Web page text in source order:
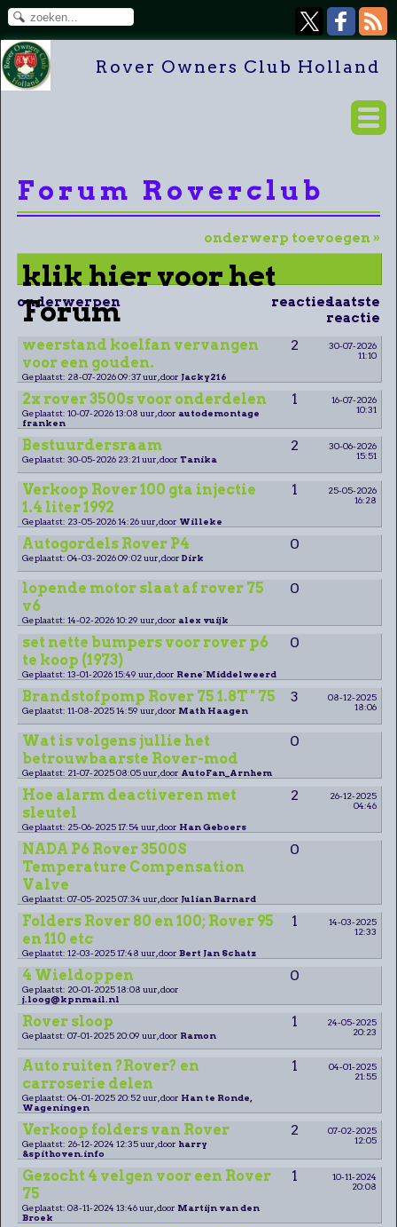
Rover Owners Club Holland
Forum Roverclub
onderwerp toevoegen »
klik hier voor het
Forum
onderwerpen reactieslaatste
reactie
weerstand koelfan vervangen
voor een gouden.
2
30-07-2026
11:10
Geplaatst: 28-07-2026 09:37 uur, door Jacky216
2x rover 3500s voor onderdelen 1
16-07-2026
10:31
Geplaatst: 10-07-2026 13:08 uur, door autodemontage
franken
Bestuurdersraam 2
30-06-2026
15:51
Geplaatst: 30-05-2026 23:21 uur, door Tanika
Verkoop Rover 100 gta injectie
1.4 liter 1992
1
25-05-2026
16:28
Geplaatst: 23-05-2026 14:26 uur, door Willeke
Autogordels Rover P4 0
Geplaatst: 04-03-2026 09:02 uur, door Dirk
lopende motor slaat af rover 75
v6
0
Geplaatst: 14-02-2026 10:29 uur, door alex vuijk
set nette bumpers voor rover p6
te koop (1973)
0
Geplaatst: 13-01-2026 15:49 uur, door Rene´Middelweerd
Brandstofpomp Rover 75 1.8T " 75 3
08-12-2025
18:06
Geplaatst: 11-08-2025 14:59 uur, door Math Haagen
Wat is volgens jullie het
betrouwbaarste Rover-mod
0
Geplaatst: 21-07-2025 08:05 uur, door AutoFan_Arnhem
Hoe alarm deactiveren met
sleutel
2
26-12-2025
04:46
Geplaatst: 25-06-2025 17:54 uur, door Han Geboers
NADA P6 Rover 3500S
Temperature Compensation
Valve
0
Geplaatst: 07-05-2025 07:34 uur, door Julian Barnard
Folders Rover 80 en 100; Rover 95
en 110 etc
1
14-03-2025
12:33
Geplaatst: 12-03-2025 17:48 uur, door Bert Jan Schatz
4 Wieldoppen 0
Geplaatst: 20-01-2025 18:08 uur, door
j.loog@kpnmail.nl
Rover sloop 1
24-05-2025
20:23
Geplaatst: 07-01-2025 20:09 uur, door Ramon
Auto ruiten ?Rover? en
carroserie delen
1
04-01-2025
21:55
Geplaatst: 04-01-2025 20:52 uur, door Han te Ronde,
Wageningen
Verkoop folders van Rover 2
07-02-2025
12:05
Geplaatst: 26-12-2024 12:35 uur, door harry
&spithoven.info
Gezocht 4 velgen voor een Rover
75
1
10-11-2024
20:08
Geplaatst: 08-11-2024 13:46 uur, door Martijn van den
Broek